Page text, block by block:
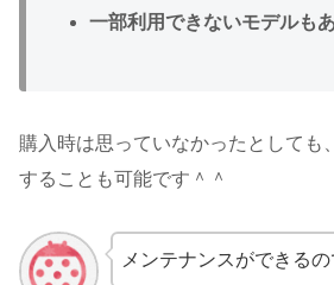
一部利用できないモデルも
購入時は思っていなかったとしても
することも可能です＾＾
メンテナンスができる